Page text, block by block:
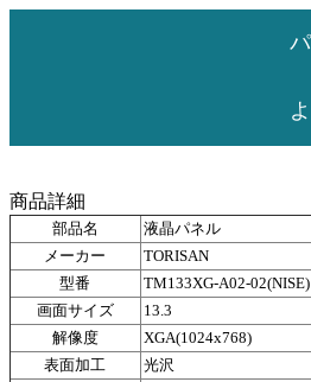
商品詳細
部品名
液晶パネル
メーカー
TORISAN
型番
TM133XG-A02-02(NISE)
画面サイズ
13.3
解像度
XGA(1024x768)
表面加工
光沢